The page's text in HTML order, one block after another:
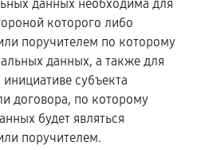
данных необходима для
которого либо
поручителем по которому
данных, а также для
субъекта
договора, по которому
будет являться
поручителем.